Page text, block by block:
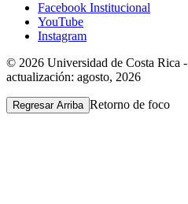
Facebook Institucional
YouTube
Instagram
© 2026 Universidad de Costa Rica -
actualización: agosto, 2026
Regresar Arriba Retorno de foco